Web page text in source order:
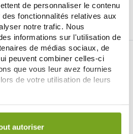
de personnaliser le contenu
fonctionnalités relatives aux
notre trafic. Nous
informations sur l'utilisation de
de médias sociaux, de
peuvent combiner celles-ci
que vous leur avez fournies
de votre utilisation de leurs
est conservé pendant une
autoriser
Pinterest Tiktok
BALDY MÉJEAN
EN LIGNE